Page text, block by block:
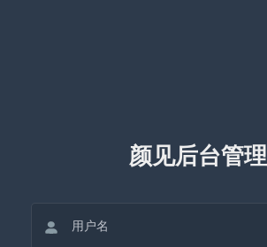
颜见后台管理